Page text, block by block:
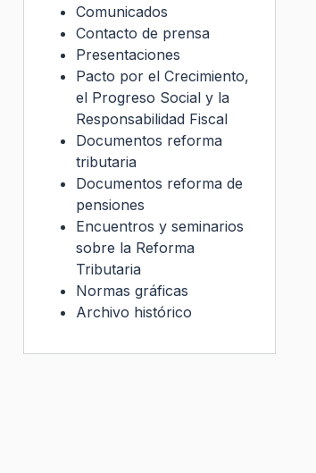
Comunicados
Contacto de prensa
Presentaciones
Pacto por el Crecimiento,
el Progreso Social y la
Responsabilidad Fiscal
Documentos reforma
tributaria
Documentos reforma de
pensiones
Encuentros y seminarios
sobre la Reforma
Tributaria
Normas gráficas
Archivo histórico